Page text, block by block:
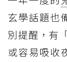
玄學話題也
別提醒，有
或容易吸收